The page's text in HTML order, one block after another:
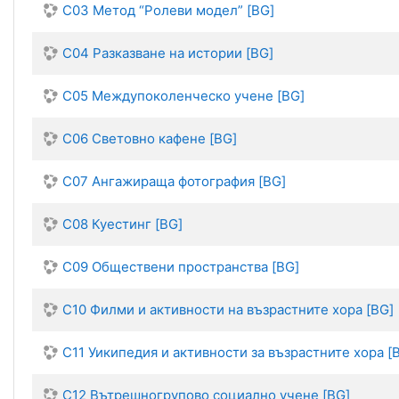
C03 Метод “Ролеви модел” [BG]
C04 Разказване на истории [BG]
C05 Междупоколенческо учене [BG]
C06 Световно кафене [BG]
C07 Ангажираща фотография [BG]
C08 Куестинг [BG]
C09 Обществени пространства [BG]
C10 Филми и активности на възрастните хора [BG]
C11 Уикипедия и активности за възрастните хора
C12 Вътрешногрупово социално учене [BG]